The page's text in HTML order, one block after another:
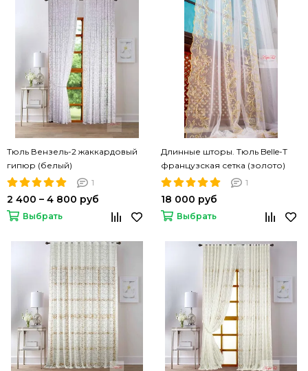
Тюль Вензель-2 жаккардовый
гипюр (белый)
1
2 400 – 4 800 руб
Выбрать
Длинные шторы. Тюль Belle-T
французская сетка (золото)
1
18 000 руб
Выбрать